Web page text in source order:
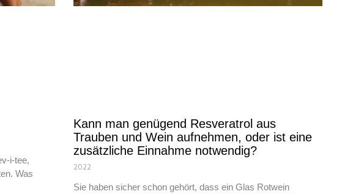
i-tee,
Was
Kann man genügend Resveratrol aus
Trauben und Wein aufnehmen, oder ist eine
zusätzliche Einnahme notwendig?
2022
Sie haben sicher schon gehört, dass ein Glas Rotwein